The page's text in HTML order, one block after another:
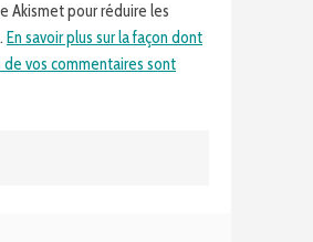
Akismet pour réduire les
En savoir plus sur la façon dont
vos commentaires sont